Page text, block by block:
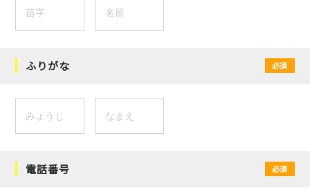
ふりがな 必須
電話番号 必須